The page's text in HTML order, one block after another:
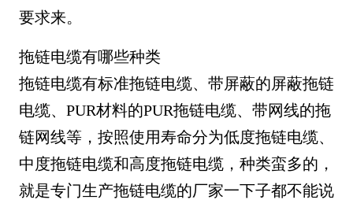
要求来。
拖链电缆有哪些种类
拖链电缆有标准拖链电缆、带屏蔽的屏蔽拖链
电缆、PUR材料的PUR拖链电缆、带网线的拖
链网线等，按照使用寿命分为低度拖链电缆、
中度拖链电缆和高度拖链电缆，种类蛮多的，
就是专门生产拖链电缆的厂家一下子都不能说